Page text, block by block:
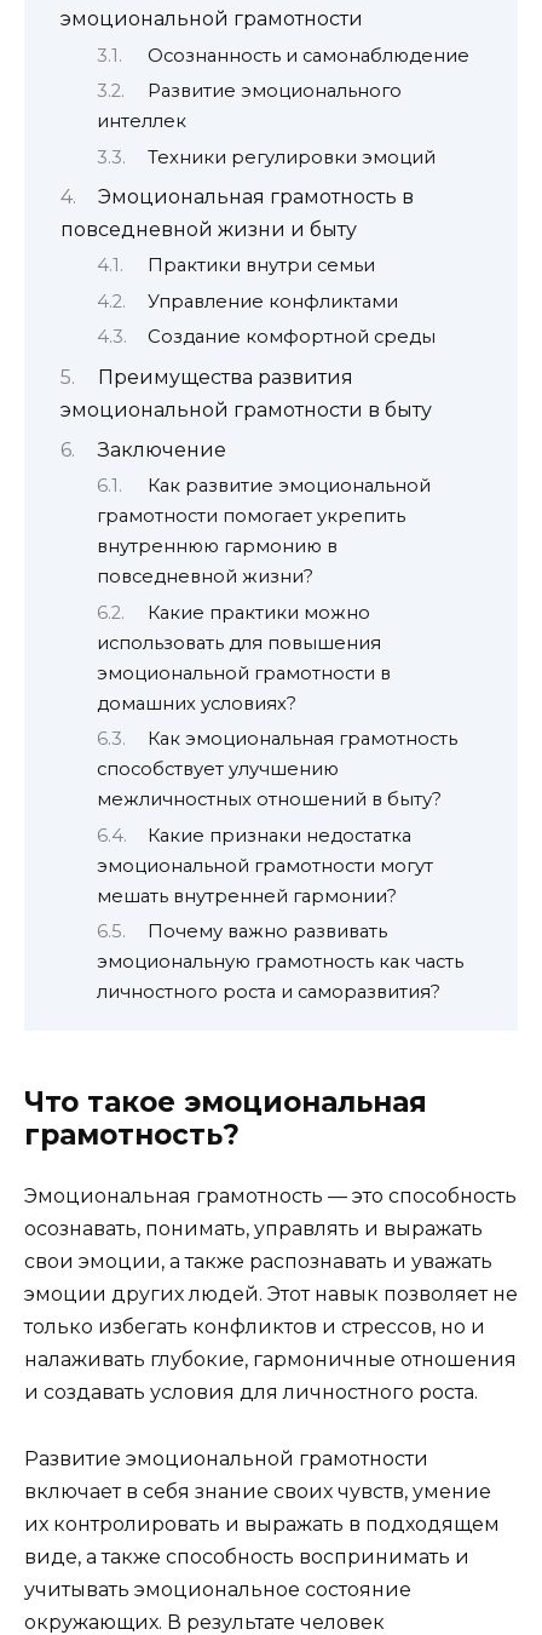
эмоциональной грамотности
Осознанность и самонаблюдение
Развитие эмоционального
интеллек
Техники регулировки эмоций
Эмоциональная грамотность в
повседневной жизни и быту
Практики внутри семьи
Управление конфликтами
Создание комфортной среды
Преимущества развития
эмоциональной грамотности в быту
Заключение
Как развитие эмоциональной
грамотности помогает укрепить
внутреннюю гармонию в
повседневной жизни?
Какие практики можно
использовать для повышения
эмоциональной грамотности в
домашних условиях?
Как эмоциональная грамотность
способствует улучшению
межличностных отношений в быту?
Какие признаки недостатка
эмоциональной грамотности могут
мешать внутренней гармонии?
Почему важно развивать
эмоциональную грамотность как часть
личностного роста и саморазвития?
Что такое эмоциональная
грамотность?
Эмоциональная грамотность — это способность
осознавать, понимать, управлять и выражать
свои эмоции, а также распознавать и уважать
эмоции других людей. Этот навык позволяет не
только избегать конфликтов и стрессов, но и
налаживать глубокие, гармоничные отношения
и создавать условия для личностного роста.
Развитие эмоциональной грамотности
включает в себя знание своих чувств, умение
их контролировать и выражать в подходящем
виде, а также способность воспринимать и
учитывать эмоциональное состояние
окружающих. В результате человек